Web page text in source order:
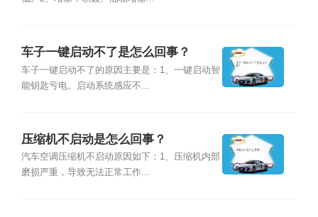
车子一键启动不了是怎么回事？
车子一键启动不了的原因主要是：1、一键启动智
能钥匙亏电。启动系统感应不...
压缩机不启动是怎么回事？
汽车空调压缩机不启动原因如下：1、压缩机内部
磨损严重，导致无法正常工作...